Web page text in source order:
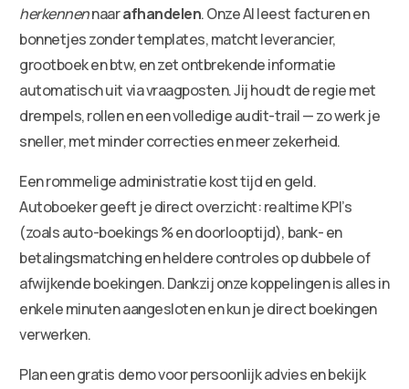
herkennennaarafhandelen. Onze AI leest facturen en
bonnetjes zonder templates, matcht leverancier,
grootboek en btw, en zet ontbrekende informatie
automatisch uit via vraagposten. Jij houdt de regie met
drempels, rollen en een volledige audit-trail — zo werk je
sneller, met minder correcties en meer zekerheid.
Een rommelige administratie kost tijd en geld.
Autoboeker geeft je direct overzicht: realtime KPI’s
(zoals auto-boekings % en doorlooptijd), bank- en
betalingsmatching en heldere controles op dubbele of
afwijkende boekingen. Dankzij onze koppelingen is alles in
enkele minuten aangesloten en kun je direct boekingen
verwerken.
Plan een gratis demo voor persoonlijk advies en bekijk